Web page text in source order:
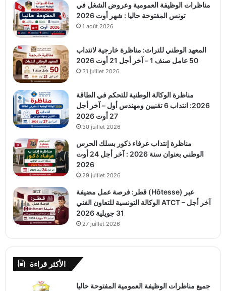
مناظرات الوظيفة العمومية وعروض الشغل في
تونس المفتوحة حاليا : شهر أوت 2026
1 août 2026
المعهد الوطني للتراث: مناظرة خارجية لانتداب
50 عامل صنف 1 – آخر أجل 21 أوت 2026
31 juillet 2026
مناظرة الوكالة الوطنية للتحكم في الطاقة
2026: انتداب 6 تقنيين ومهندس أول – آخر أجل
27 أوت 2026
30 juillet 2026
مناظرة إنتداب عرفاء ذكور بسلك الحرس
الوطني بعنوان سنة 2026 : آخر أجل 24 أوت
2026
29 juillet 2026
قطر: فرصة عمل مضيفة (Hôtesse) عبر
الوكالة التونسية للتعاون الفني ATCT – آخر أجل
31 جويلية 2026
27 juillet 2026
الأكثر قراءة
جميع مناظرات الوظيفة العمومية المفتوحة حاليا